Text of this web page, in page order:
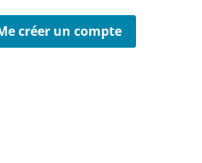
créer un compte